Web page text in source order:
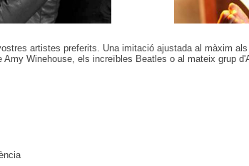
artistes preferits. Una imitació ajustada al màxim
Winehouse, els increïbles Beatles o al mateix grup